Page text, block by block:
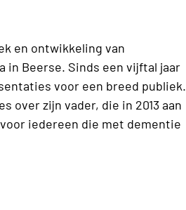
en ontwikkeling van
in Beerse. Sinds een vijftal jaar
voor een breed publiek.
over zijn vader, die in 2013 aan
iedereen die met dementie